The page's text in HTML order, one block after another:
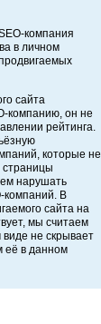
компания
в личном
сайта
компанию, он не
рейтинга.
которые не
страницы
нарушать
компаний. В
сайта на
мы считаем
виде не скрывает
её в данном